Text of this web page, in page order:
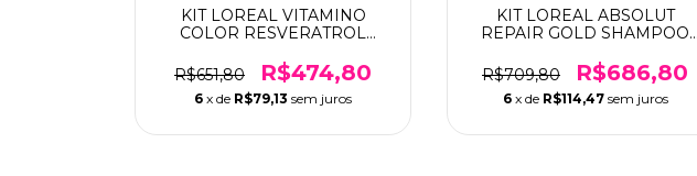
KIT LOREAL VITAMINO
COLOR RESVERATROL
1.5L+CONDICIONADOR 1.5L
R$651,80 R$474,80
6 x de R$79,13 sem juros
KIT LOREAL ABSOLUT
REPAIR GOLD SHAMPOO
1500ML
R$709,80 R$686,80
6 x de R$114,47 sem juros